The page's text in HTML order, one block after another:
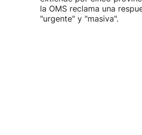
la OMS reclama una
"urgente" y "masiva".